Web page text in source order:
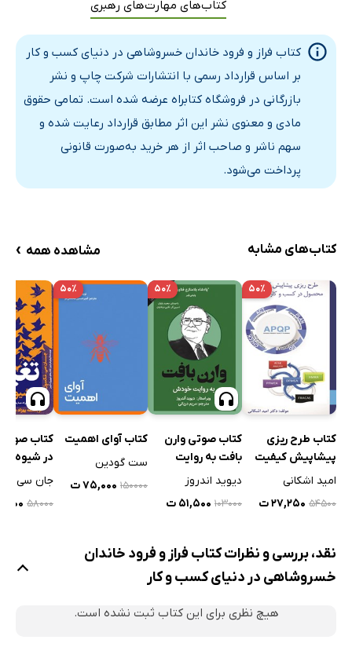
کتاب‌های مهارت‌های رهبری
کتاب فراز و فرود خاندان خسروشاهی در دنیای کسب ‌و کار
بر اساس قرارداد رسمی با انتشارات شرکت چاپ و نشر
بازرگانی در فروشگاه کتابراه عرضه شده است. تمامی حقوق
مادی و معنوی نشر این اثر مطابق قرارداد رعایت شده و
سهم ناشر و صاحب اثر از هر خرید به‌صورت قانونی
پرداخت می‌شود.
کتاب‌های مشابه مشاهده همه ›
۵۰٪
کتاب طرح ریزی
پیشاپیش کیفیت
محصول در کسب و
امید اشکانی
۵۴۵۰۰ ۲۷,۲۵۰ ت
۵۰٪
کتاب صوتی وارن
بافت به روایت
خودش
دیوید اندروز
۱۰۳۰۰۰ ۵۱,۵۰۰ ت
۵۰٪
کتاب آوای اهمیت
ست گودین
۱۵۰۰۰۰ ۷۵,۰۰۰ ت
کتاب صوتی
در شیوه
جان سی
۵۸۰۰۰
نقد، بررسی و نظرات کتاب فراز و فرود خاندان
خسروشاهی در دنیای کسب ‌و کار
هیچ نظری برای این کتاب ثبت نشده است.